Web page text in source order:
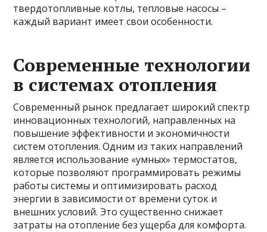
твердотопливные котлы, тепловые насосы –
каждый вариант имеет свои особенности.
Современные технологии
в системах отопления
Современный рынок предлагает широкий спектр
инновационных технологий, направленных на
повышение эффективности и экономичности
систем отопления. Одним из таких направлений
является использование «умных» термостатов,
которые позволяют программировать режимы
работы системы и оптимизировать расход
энергии в зависимости от времени суток и
внешних условий. Это существенно снижает
затраты на отопление без ущерба для комфорта.